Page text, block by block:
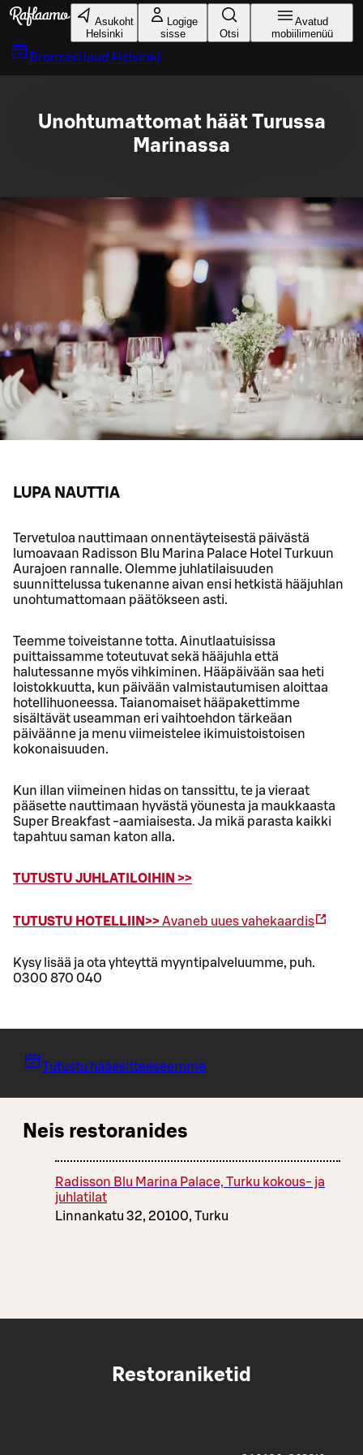
Liigu peamise sisu juurde
Asukoht
Helsinki
Logige
sisse
Otsi
Avatud
mobiilimenüü
Broneeri laud Helsinki
Unohtumattomat häät Turussa
Marinassa
LUPA NAUTTIA
Tervetuloa nauttimaan onnentäyteisestä päivästä
lumoavaan Radisson Blu Marina Palace Hotel Turkuun
Aurajoen rannalle. Olemme juhlatilaisuuden
suunnittelussa tukenanne aivan ensi hetkistä hääjuhlan
unohtumattomaan päätökseen asti.
Teemme toiveistanne totta. Ainutlaatuisissa
puittaissamme toteutuvat sekä hääjuhla että
halutessanne myös vihkiminen. Hääpäivään saa heti
loistokkuutta, kun päivään valmistautumisen aloittaa
hotellihuoneessa. Taianomaiset hääpakettimme
sisältävät useamman eri vaihtoehdon tärkeäan
päiväänne ja menu viimeistelee ikimuistoistoisen
kokonaisuuden.
Kun illan viimeinen hidas on tanssittu, te ja vieraat
pääsette nauttimaan hyvästä yöunesta ja maukkaasta
Super Breakfast -aamiaisesta. Ja mikä parasta kaikki
tapahtuu saman katon alla.
TUTUSTU JUHLATILOIHIN >>
TUTUSTU HOTELLIIN>> Avaneb uues vahekaardis
Kysy lisää ja ota yhteyttä myyntipalveluumme, puh.
0300 870 040
Tutustu hääesitteeseemme
Neis restoranides
Radisson Blu Marina Palace, Turku kokous- ja
juhlatilat
Linnankatu 32, 20100, Turku
Restoraniketid